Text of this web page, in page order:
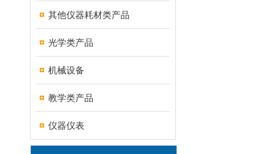
其他仪器耗材类产品
光学类产品
机械设备
教学类产品
仪器仪表